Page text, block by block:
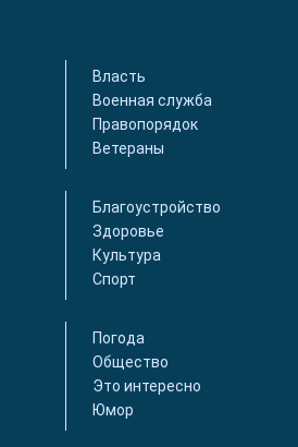
Власть
Военная служба
Правопорядок
Ветераны
Благоустройство
Здоровье
Культура
Спорт
Погода
Общество
Это интересно
Юмор